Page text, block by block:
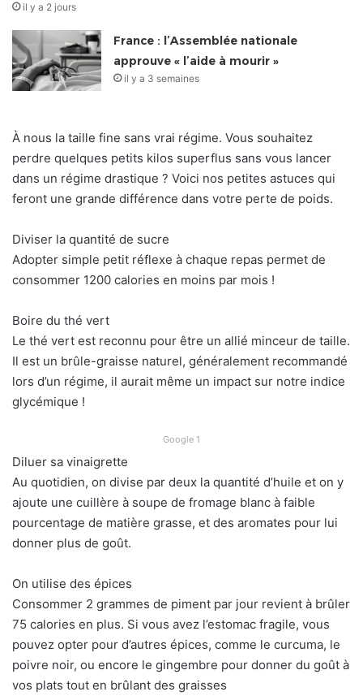
il y a 2 jours
France : l’Assemblée nationale
approuve « l’aide à mourir »
il y a 3 semaines
À nous la taille fine sans vrai régime. Vous souhaitez
perdre quelques petits kilos superflus sans vous lancer
dans un régime drastique ? Voici nos petites astuces qui
feront une grande différence dans votre perte de poids.
Diviser la quantité de sucre
Adopter simple petit réflexe à chaque repas permet de
consommer 1200 calories en moins par mois !
Boire du thé vert
Le thé vert est reconnu pour être un allié minceur de taille.
Il est un brûle-graisse naturel, généralement recommandé
lors d’un régime, il aurait même un impact sur notre indice
glycémique !
Google 1
Diluer sa vinaigrette
Au quotidien, on divise par deux la quantité d’huile et on y
ajoute une cuillère à soupe de fromage blanc à faible
pourcentage de matière grasse, et des aromates pour lui
donner plus de goût.
On utilise des épices
Consommer 2 grammes de piment par jour revient à brûler
75 calories en plus. Si vous avez l’estomac fragile, vous
pouvez opter pour d’autres épices, comme le curcuma, le
poivre noir, ou encore le gingembre pour donner du goût à
vos plats tout en brûlant des graisses